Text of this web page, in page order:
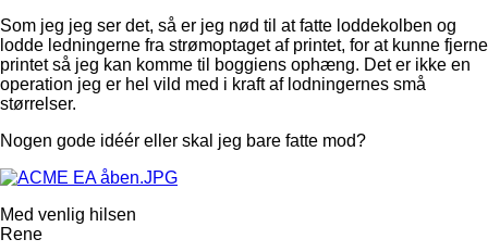
Som jeg jeg ser det, så er jeg nød til at fatte loddekolben og
lodde ledningerne fra strømoptaget af printet, for at kunne fjerne
printet så jeg kan komme til boggiens ophæng. Det er ikke en
operation jeg er hel vild med i kraft af lodningernes små
størrelser.
Nogen gode idéér eller skal jeg bare fatte mod?
Med venlig hilsen
Rene